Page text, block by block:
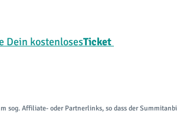
Dein kostenlosesTicket
sog. Affiliate- oder Partnerlinks, so dass der